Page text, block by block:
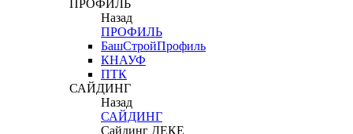
ПРОФИЛЬ
Назад
ПРОФИЛЬ
БашСтройПрофиль
КНАУФ
ПТК
САЙДИНГ
Назад
САЙДИНГ
Сайдинг ДЕКЕ